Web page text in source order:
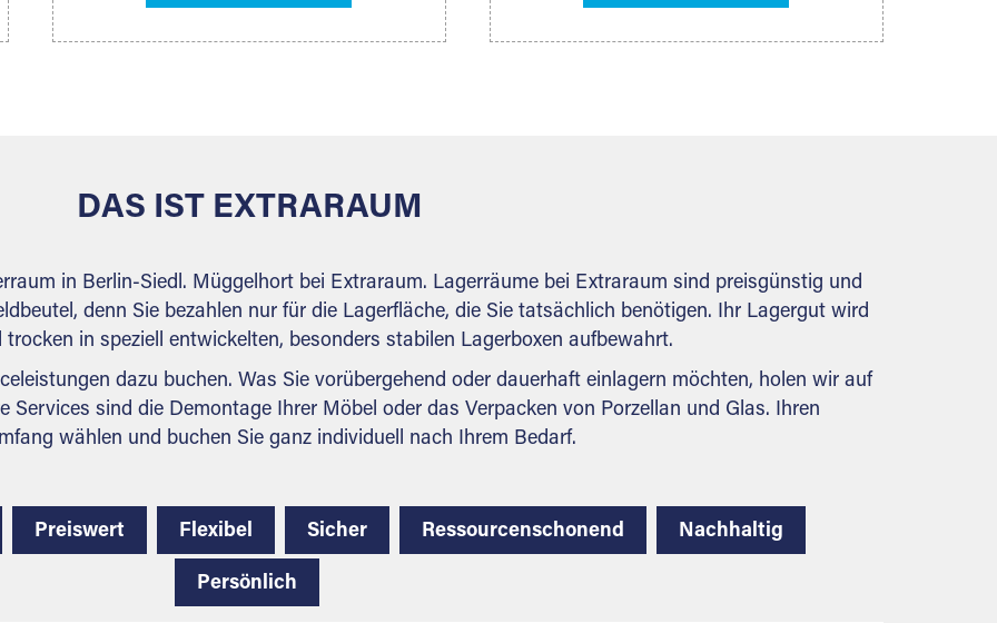
möchten – das Volumen wird sofort
weiteren Fragen, die Sie haben.
Lieferung von Packmaterial sowie
DAS IST EXTRARAUM
in Berlin-Siedl. Müggelhort bei Extraraum. Lagerräume bei Extraraum sind preisgünstig und
denn Sie bezahlen nur für die Lagerfläche, die Sie tatsächlich benötigen. Ihr Lagergut wird
trocken in speziell entwickelten, besonders stabilen Lagerboxen aufbewahrt.
dazu buchen. Was Sie vorübergehend oder dauerhaft einlagern möchten, holen wir auf
Services sind die Demontage Ihrer Möbel oder das Verpacken von Porzellan und Glas. Ihren
wählen und buchen Sie ganz individuell nach Ihrem Bedarf.
Preiswert Flexibel Sicher Ressourcenschonend Nachhaltig
Persönlich